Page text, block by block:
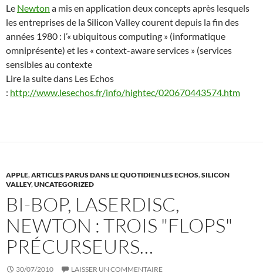
Le Newton a mis en application deux concepts après lesquels
les entreprises de la Silicon Valley courent depuis la fin des
années 1980 : l’« ubiquitous computing » (informatique
omniprésente) et les « context-aware services » (services
sensibles au contexte
Lire la suite dans Les Echos
: http://www.lesechos.fr/info/hightec/020670443574.htm
APPLE,ARTICLES PARUS DANS LE QUOTIDIEN LES ECHOS,SILICON
VALLEY,UNCATEGORIZED
BI-BOP, LASERDISC,
NEWTON : TROIS "FLOPS"
PRÉCURSEURS…
30/07/2010 LAISSER UN COMMENTAIRE